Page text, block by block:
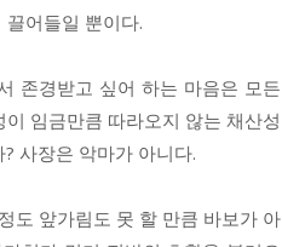
어들일 뿐이다.
존경받고 싶어 하는 마음은 모든
임금만큼 따라오지 않는 채산성
사장은 악마가 아니다.
도 앞가림도 못 할 만큼 바보가 아